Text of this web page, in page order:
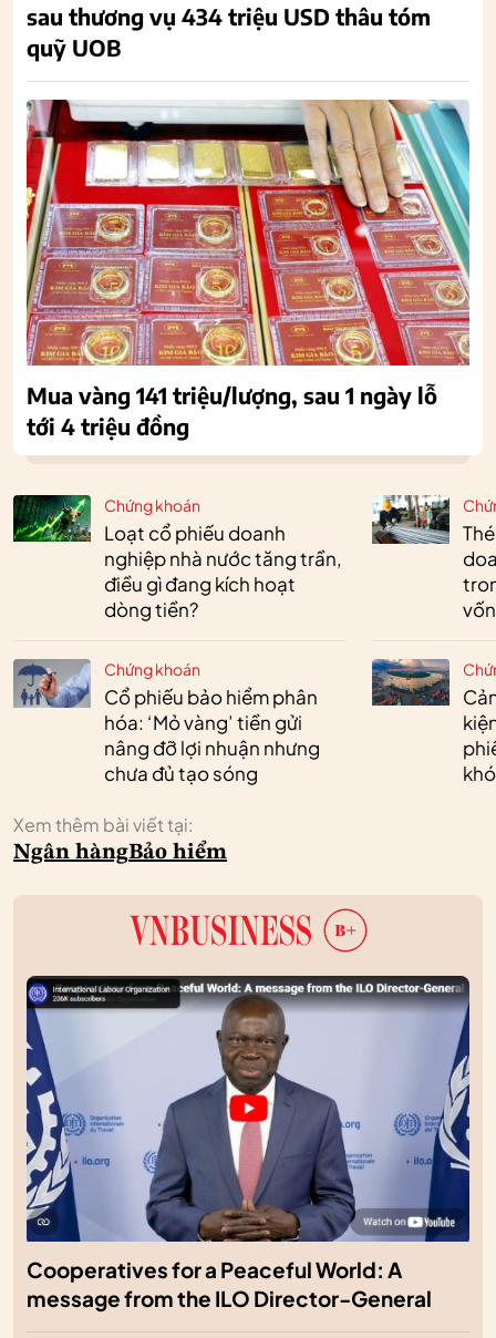
Chứng khoán
Loạt cổ phiếu doanh
nghiệp nhà nước tăng trần,
điều gì đang kích hoạt
dòng tiền?
Chứng khoán
Cổ phiếu bảo hiểm phân
hóa: ‘Mỏ vàng’ tiền gửi
nâng đỡ lợi nhuận nhưng
chưa đủ tạo sóng
vốn
Xem thêm bài viết tại:
Ngân hàngBảo hiểm
sau thương vụ 434 triệu USD thâu tóm
quỹ UOB
Mua vàng 141 triệu/lượng, sau 1 ngày lỗ
tới 4 triệu đồng
Cooperatives for a Peaceful World: A
message from the ILO Director-General